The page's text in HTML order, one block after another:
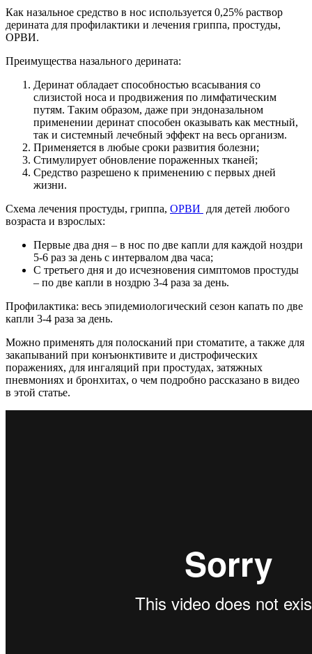
Как назальное средство в нос используется 0,25% раствор
дерината для профилактики и лечения гриппа, простуды,
ОРВИ.
Преимущества назального дерината:
Деринат обладает способностью всасывания со
слизистой носа и продвижения по лимфатическим
путям. Таким образом, даже при эндоназальном
применении деринат способен оказывать как местный,
так и системный лечебный эффект на весь организм.
Применяется в любые сроки развития болезни;
Стимулирует обновление пораженных тканей;
Средство разрешено к применению с первых дней
жизни.
Схема лечения простуды, гриппа, ОРВИ для детей любого
возраста и взрослых:
Первые два дня – в нос по две капли для каждой ноздри
5-6 раз за день с интервалом два часа;
С третьего дня и до исчезновения симптомов простуды
– по две капли в ноздрю 3-4 раза за день.
Профилактика: весь эпидемиологический сезон капать по две
капли 3-4 раза за день.
Можно применять для полосканий при стоматите, а также для
закапываний при конъюнктивите и дистрофических
поражениях, для ингаляций при простудах, затяжных
пневмониях и бронхитах, о чем подробно рассказано в видео
в этой статье.